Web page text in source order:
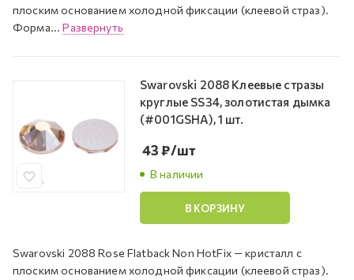
плоским основанием холодной фиксации (клеевой страз).
Форма...Развернуть
Swarovski 2088 Клеевые стразы
круглые SS34, золотистая дымка
(#001GSHA), 1 шт.
В наличии
43₽/шт
В КОРЗИНУ
Swarovski 2088 Rose Flatback Non HotFix — кристалл с
плоским основанием холодной фиксации (клеевой страз).